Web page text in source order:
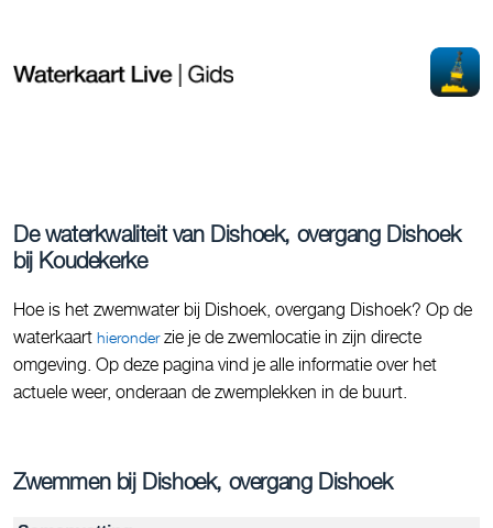
De waterkwaliteit van Dishoek, overgang Dishoek
bij Koudekerke
Hoe is het zwemwater bij Dishoek, overgang Dishoek? Op de
waterkaart hieronderzie je de zwemlocatie in zijn directe
omgeving. Op deze pagina vind je alle informatie over het
actuele weer, onderaan de zwemplekken in de buurt.
Zwemmen bij Dishoek, overgang Dishoek